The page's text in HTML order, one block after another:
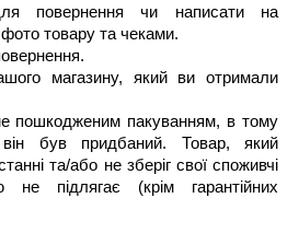
повернення чи написати на
товару та чеками.
магазину, який ви отримали
пошкодженим пакуванням, в тому
був придбаний. Товар, який
та/або не зберіг свої споживчі
не підлягає (крім гарантійних